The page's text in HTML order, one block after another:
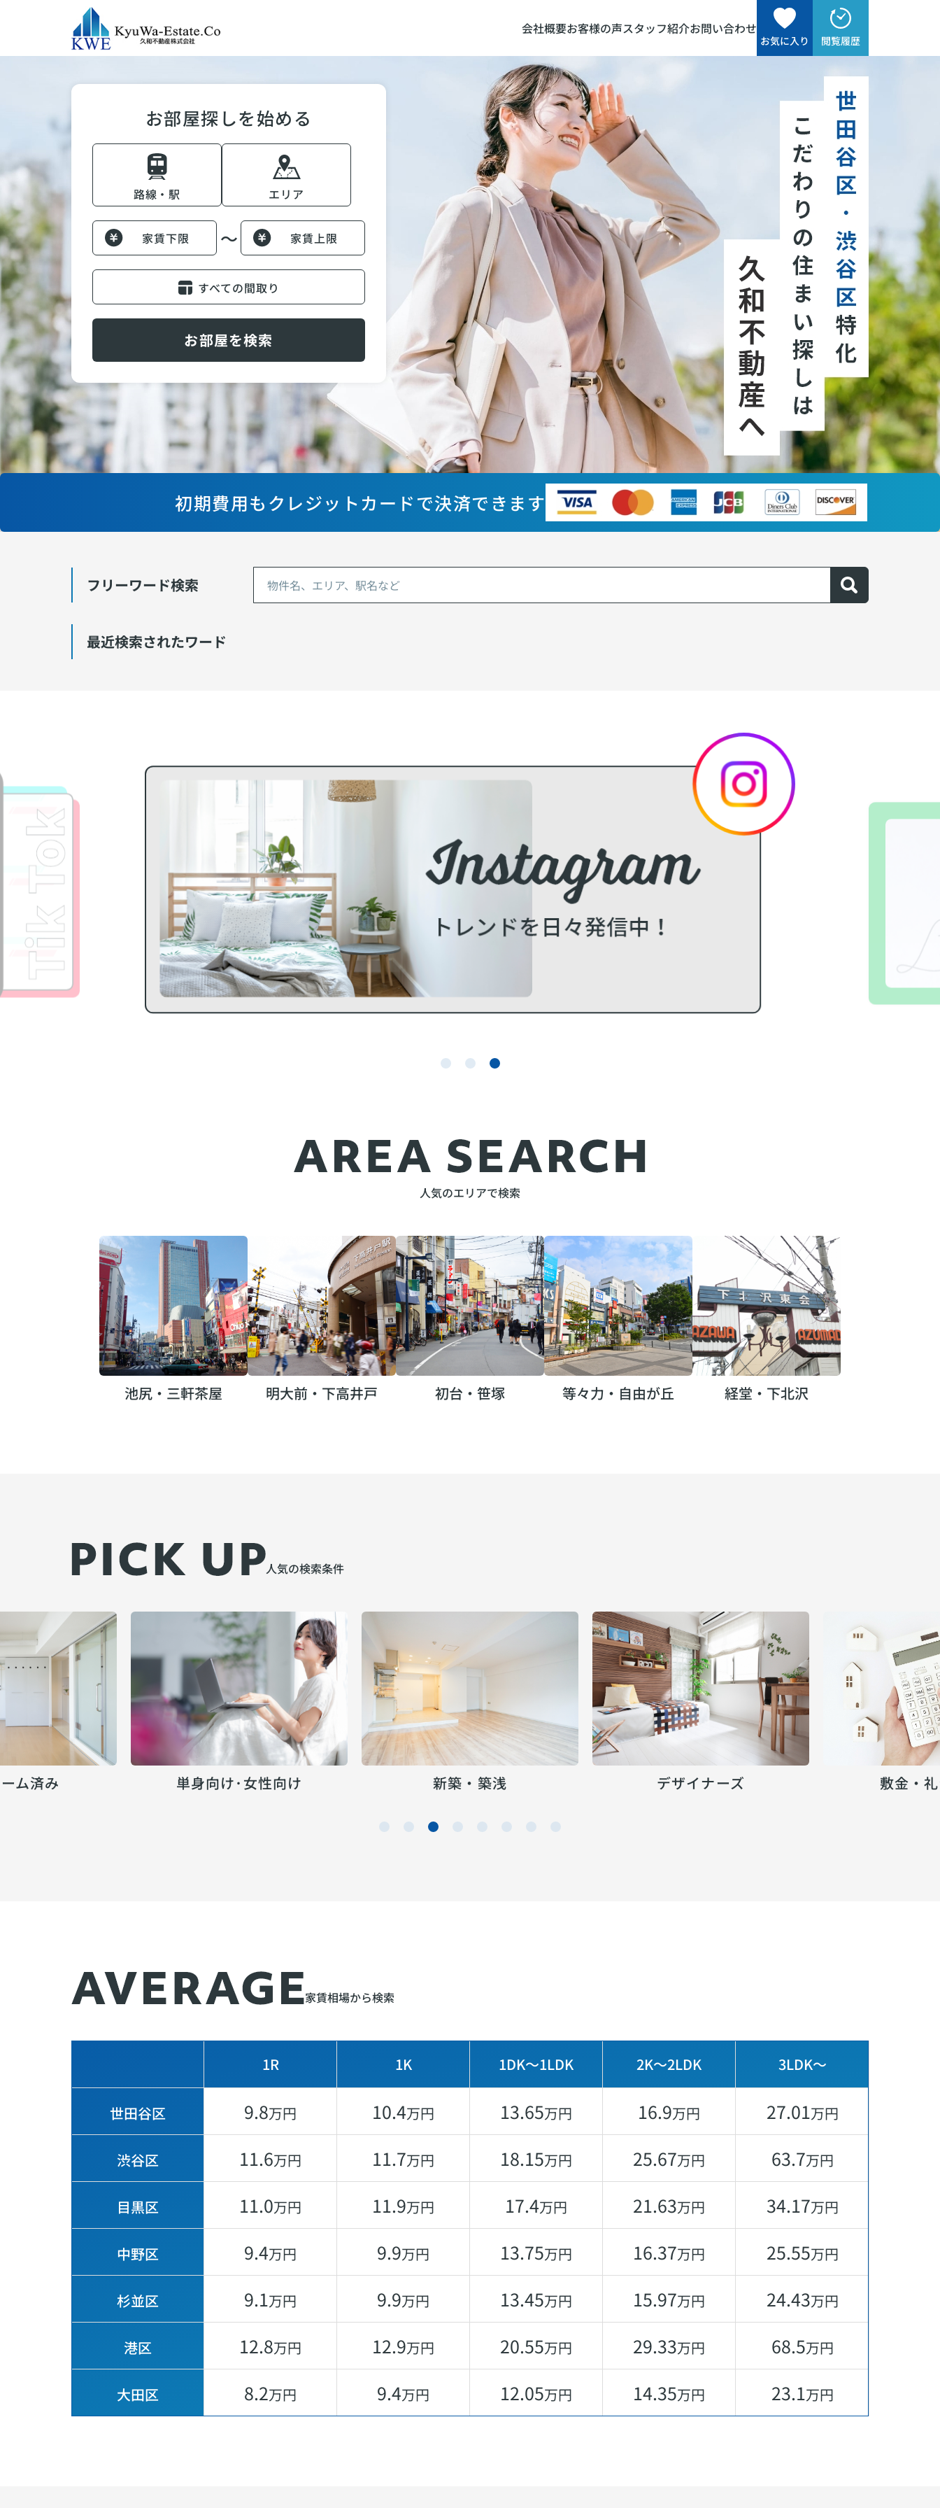
会社概要お客様の声スタッフ紹介お問い合わせ
お気に入り 閲覧履歴
お部屋探しを始める
路線・駅 エリア
家賃下限 ～ 家賃上限
すべての間取り
お部屋を検索
初期費用もクレジットカードで決済できます
フリーワード検索
最近検索されたワード
人気のエリアで検索
池尻・三軒茶屋 明大前・下高井戸 初台・笹塚 等々力・自由が丘 経堂・下北沢
人気の検索条件
ム済み 単身向け･女性向け 新築・築浅 デザイナーズ 敷金・
家賃相場から検索
1R 1K 1DK〜1LDK 2K〜2LDK 3LDK〜
世田谷区 9.8万円 10.4万円 13.65万円 16.9万円 27.01万円
渋谷区 11.6万円 11.7万円 18.15万円 25.67万円 63.7万円
目黒区 11.0万円 11.9万円 17.4万円 21.63万円 34.17万円
中野区 9.4万円 9.9万円 13.75万円 16.37万円 25.55万円
杉並区 9.1万円 9.9万円 13.45万円 15.97万円 24.43万円
港区 12.8万円 12.9万円 20.55万円 29.33万円 68.5万円
大田区 8.2万円 9.4万円 12.05万円 14.35万円 23.1万円